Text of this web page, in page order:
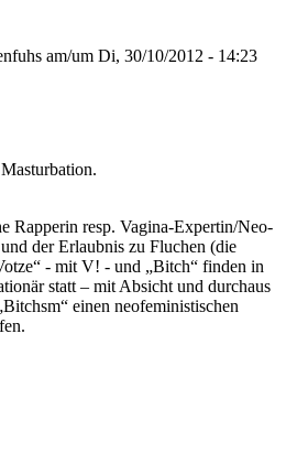
am/um Di, 30/10/2012 - 14:23
Rapperin resp. Vagina-Expertin/Neo-
der Erlaubnis zu Fluchen (die
- mit V! - und „Bitch“ finden in
statt – mit Absicht und durchaus
einen neofeministischen